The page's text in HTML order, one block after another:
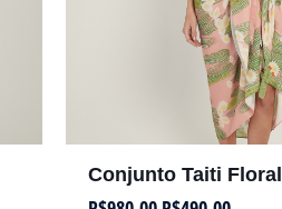
Conjunto Taiti Floral